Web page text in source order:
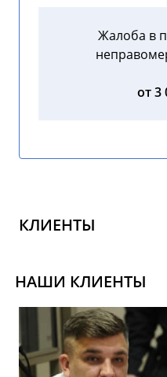
Жалоба в
от 3
КЛИЕНТЫ
НАШИ КЛИЕНТЫ